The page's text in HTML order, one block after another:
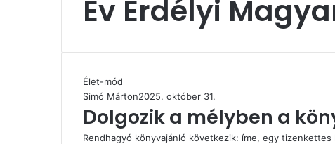
Év Erdélyi
Élet-mód
Simó Márton2025. október 31.
Dolgozik a mélyben a
Rendhagyó könyvajánló következik: íme, egy